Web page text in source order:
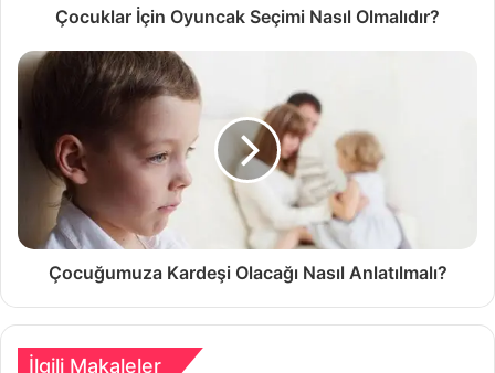
Çocuklar İçin Oyuncak Seçimi Nasıl Olmalıdır?
Çocuğumuza Kardeşi Olacağı Nasıl Anlatılmalı?
İlgili Makaleler